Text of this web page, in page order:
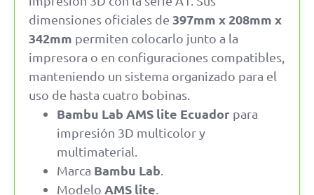
dimensiones oficiales de 397mm x 208mm x
342mm permiten colocarlo junto a la
impresora o en configuraciones compatibles,
manteniendo un sistema organizado para el
uso de hasta cuatro bobinas.
Bambu Lab AMS lite Ecuador para
impresión 3D multicolor y
multimaterial.
Marca Bambu Lab.
Modelo AMS lite.